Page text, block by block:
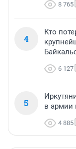
8 765
4
Кто
6 127
5
в армии
4 885